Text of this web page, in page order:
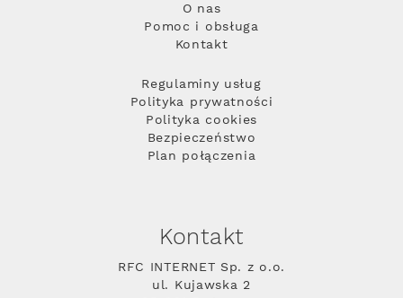
O nas
Pomoc i obsługa
Kontakt
Regulaminy usług
Polityka prywatności
Polityka cookies
Bezpieczeństwo
Plan połączenia
Kontakt
RFC INTERNET Sp. z o.o.
ul. Kujawska 2